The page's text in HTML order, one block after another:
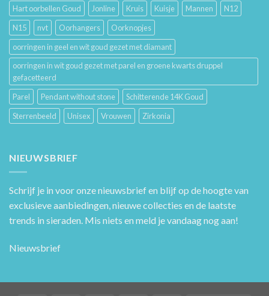
Hart oorbellen Goud
Jonline Kruis Kuisje Mannen
N12
N15
nvt Oorhangers
Oorknopjes
oorringen in geel en wit goud gezet met diamant
oorringen in wit goud gezet met parel en groene kwarts druppel
gefacetteerd
Parel
Pendant without stone
Schitterende 14K Goud
Sterrenbeeld
Unisex Vrouwen Zirkonia
NIEUWSBRIEF
Schrijf je in voor onze nieuwsbrief en blijf op de hoogte van
exclusieve aanbiedingen, nieuwe collecties en de laatste
trends in sieraden. Mis niets en meld je vandaag nog aan!
Nieuwsbrief